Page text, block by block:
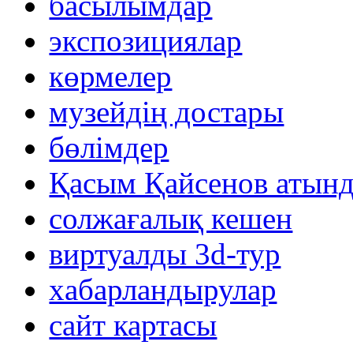
экспозициялар
көрмелер
музейдің достары
бөлімдер
Қасым Қайсенов
солжағалық кешен
виртуалды 3d-тур
xабарландырулар
сайт картасы